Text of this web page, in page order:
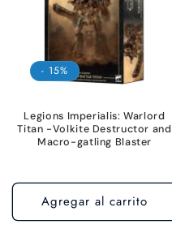
- 15%
Legions Imperialis: Warlord
Titan -Volkite Destructor and
Macro-gatling Blaster
Agregar al carrito